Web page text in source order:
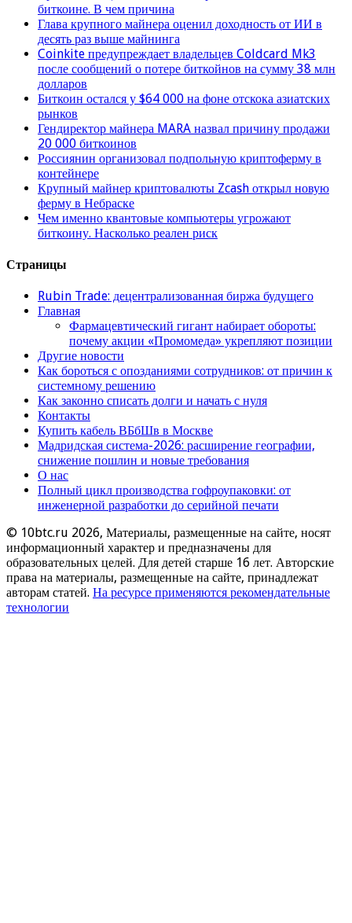
биткоине. В чем причина
Глава крупного майнера оценил доходность от ИИ в
десять раз выше майнинга
Coinkite предупреждает владельцев Coldcard Mk3
после сообщений о потере биткойнов на сумму 38 млн
долларов
Биткоин остался у $64 000 на фоне отскока азиатских
рынков
Гендиректор майнера MARA назвал причину продажи
20 000 биткоинов
Россиянин организовал подпольную криптоферму в
контейнере
Крупный майнер криптовалюты Zcash открыл новую
ферму в Небраске
Чем именно квантовые компьютеры угрожают
биткоину. Насколько реален риск
Страницы
Rubin Trade: децентрализованная биржа будущего
Главная
Фармацевтический гигант набирает обороты:
почему акции «Промомеда» укрепляют позиции
Другие новости
Как бороться с опозданиями сотрудников: от причин к
системному решению
Как законно списать долги и начать с нуля
Контакты
Купить кабель ВБбШв в Москве
Мадридская система-2026: расширение географии,
снижение пошлин и новые требования
О нас
Полный цикл производства гофроупаковки: от
инженерной разработки до серийной печати
© 10btc.ru 2026, Материалы, размещенные на сайте, носят
информационный характер и предназначены для
образовательных целей. Для детей старше 16 лет. Авторские
права на материалы, размещенные на сайте, принадлежат
авторам статей. На ресурсе применяются рекомендательные
технологии